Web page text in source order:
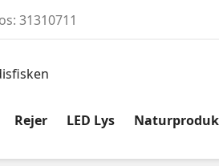
31310711
Rejer LED Lys